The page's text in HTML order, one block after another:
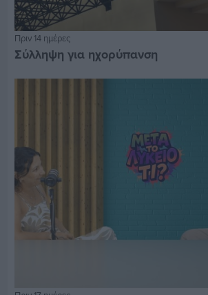
Πριν 14 ημέρες
Σύλληψη για ηχορύπανση